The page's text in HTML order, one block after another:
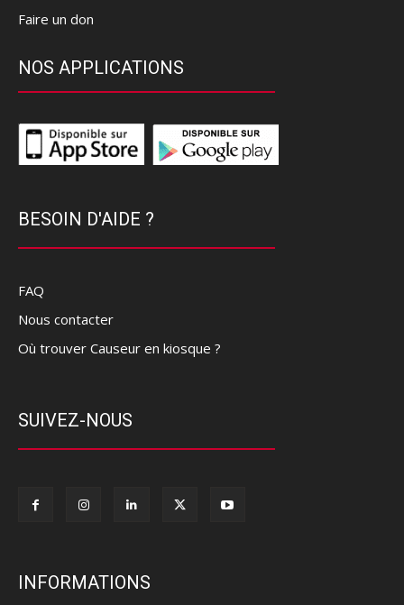
Faire un don
NOS APPLICATIONS
BESOIN D'AIDE ?
FAQ
Nous contacter
Où trouver Causeur en kiosque ?
SUIVEZ-NOUS
INFORMATIONS